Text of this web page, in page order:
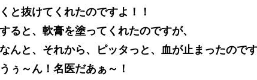
くと抜けてくれたのですよ！！
すると、軟膏を塗ってくれたのですが、
なんと、それから、ピッタっと、血が止まったので
うぅ～ん！名医だあぁ～！